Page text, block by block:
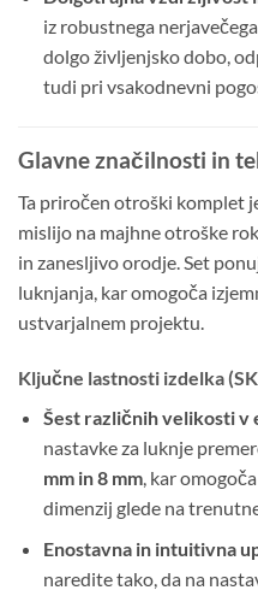
iz robustnega
dolgo življenjsko dobo,
tudi pri vsakodnevni
Glavne značilnosti in
Ta priročen otroški komplet
mislijo na majhne otroške
in zanesljivo orodje. Set
luknjanja, kar omogoča
ustvarjalnem projektu.
Ključne lastnosti izdelka
Šest različnih velikosti v
nastavke za luknje
mm in 8 mm, kar
dimenzij glede na
Enostavna in intuitivna
naredite tako, da na